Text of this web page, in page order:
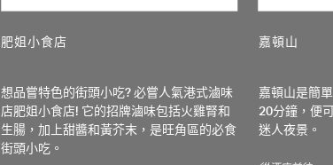
肥姐小食店
想品嘗特色的街頭小吃? 必嘗人氣港式滷味
店肥姐小食店! 它的招牌滷味包括火雞腎和
生腸，加上甜醬和黃芥末，是旺角區的必食
街頭小吃。
嘉頓山
嘉頓山是簡
20分鐘，便
迷人夜景。